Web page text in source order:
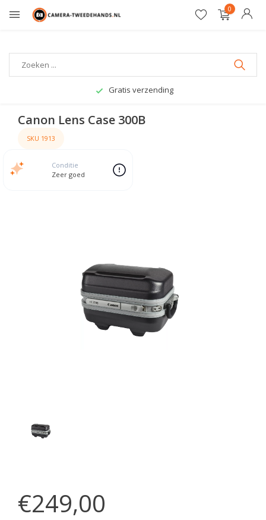
0
Gratis verzending
Canon Lens Case 300B
SKU 1913
Conditie
Zeer goed
€249,00